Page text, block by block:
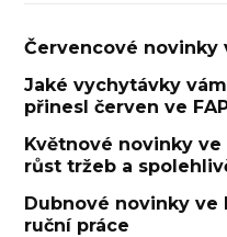
Červencové novinky
Jaké vychytávky
přinesl červen ve
Květnové novinky
růst tržeb a
Dubnové novinky ve
ruční práce